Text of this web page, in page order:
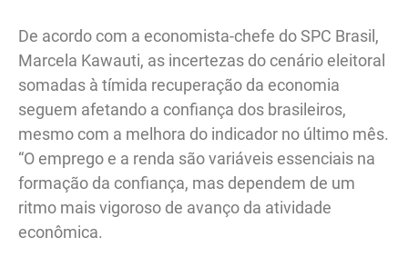
De acordo com a economista-chefe do SPC Brasil,
Marcela Kawauti, as incertezas do cenário eleitoral
somadas à tímida recuperação da economia
seguem afetando a confiança dos brasileiros,
mesmo com a melhora do indicador no último mês.
“O emprego e a renda são variáveis essenciais na
formação da confiança, mas dependem de um
ritmo mais vigoroso de avanço da atividade
econômica.